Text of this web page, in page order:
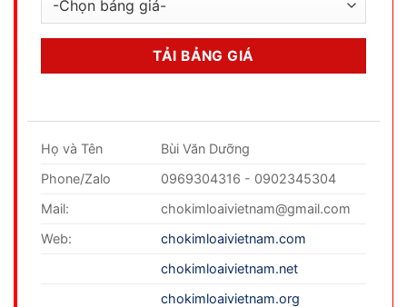
Họ và Tên
Bùi Văn Dưỡng
Phone/Zalo
0969304316 - 0902345304
Mail:
chokimloaivietnam@gmail.com
Web:
chokimloaivietnam.com
chokimloaivietnam.net
chokimloaivietnam.org